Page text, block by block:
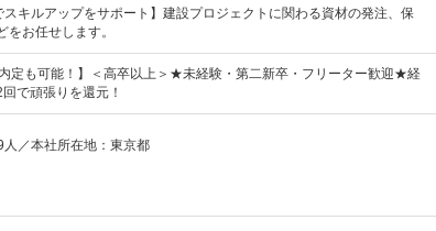
スキルアップをサポート】建設プロジェクトに関わる資材の発注、保
お任せします。
内定も可能！】＜高卒以上＞★未経験・第二新卒・フリーター歓迎★経
で頑張りを還元！
／本社所在地：東京都